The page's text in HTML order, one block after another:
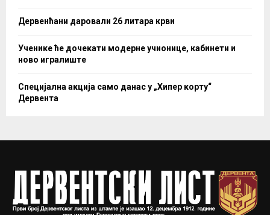
Дервенћани даровали 26 литара крви
Ученике ће дочекати модерне учионице, кабинети и
ново игралиште
Специјална акција само данас у „Хипер корту“
Дервента